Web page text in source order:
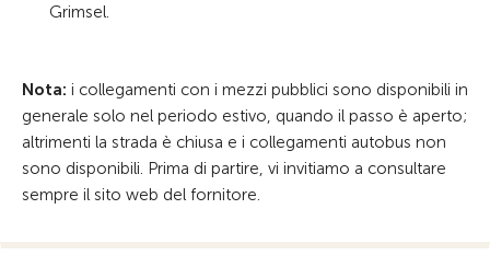
Grimsel.
Nota: i collegamenti con i mezzi pubblici sono disponibili in
generale solo nel periodo estivo, quando il passo è aperto;
altrimenti la strada è chiusa e i collegamenti autobus non
sono disponibili. Prima di partire, vi invitiamo a consultare
sempre il sito web del fornitore.